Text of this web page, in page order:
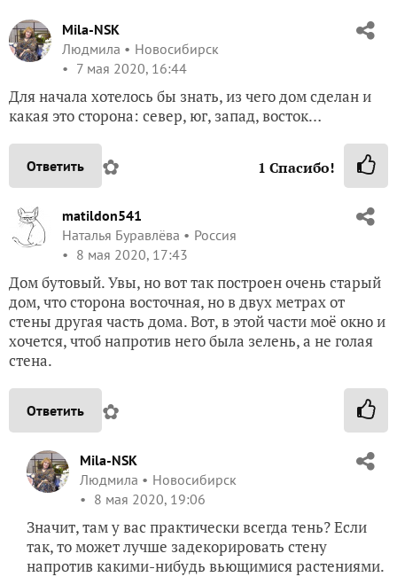
Mila-NSK
Людмила
Новосибирск
7 мая 2020, 16:44
Для начала хотелось бы знать, из чего дом сделан и
какая это сторона: север, юг, запад, восток…
Ответить ✿ 1 Спасибо!
matildon541
Наталья Буравлёва
Россия
8 мая 2020, 17:43
Дом бутовый. Увы, но вот так построен очень старый
дом, что сторона восточная, но в двух метрах от
стены другая часть дома. Вот, в этой части моё окно и
хочется, чтоб напротив него была зелень, а не голая
стена.
Ответить ✿
Mila-NSK
Людмила
Новосибирск
8 мая 2020, 19:06
Значит, там у вас практически всегда тень? Если
так, то может лучше задекорировать стену
напротив какими-нибудь вьющимися растениями.